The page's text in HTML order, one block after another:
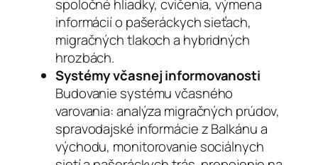
spoločné hliadky, cvičenia, výmena
informácií o pašeráckych sieťach,
migračných tlakoch a hybridných
hrozbách.
Systémy včasnej informovanosti
Budovanie systému včasného
varovania: analýza migračných prúdov,
spravodajské informácie z Balkánu a
východu, monitorovanie sociálnych